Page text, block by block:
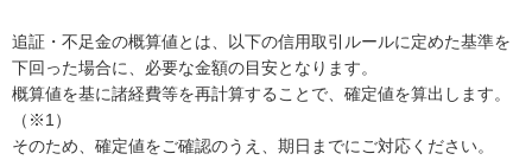
追証・不足金の概算値とは、以下の信用取引ルールに定めた基準を
下回った場合に、必要な金額の目安となります。
概算値を基に諸経費等を再計算することで、確定値を算出します。
（※1）
そのため、確定値をご確認のうえ、期日までにご対応ください。